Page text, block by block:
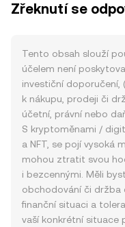
Zřeknutí se
Tento obsah slouží
účelem není
investiční doporučení,
k nákupu, prodeji či
účetní, právní nebo
S kryptoměnami /
a NFT, se pojí vysoká
mohou ztratit svou
i bezcennými. Měli
obchodování či držba
finanční situaci a
vaší konkrétní situace